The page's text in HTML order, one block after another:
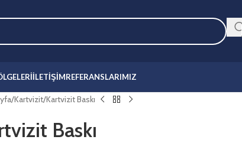
İLETIŞIMREFERANSLARIMIZ
Kartvizit Kartvizit Baskı
Baskı